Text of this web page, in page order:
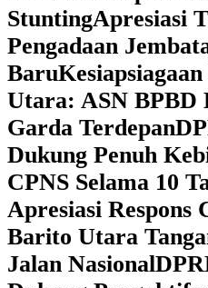
StuntingApresiasi
Pengadaan
Baru
Utara: ASN BPBD
Garda Terdepan
Dukung Penuh
CPNS Selama 10
Apresiasi Respons
Barito Utara
Jalan Nasional